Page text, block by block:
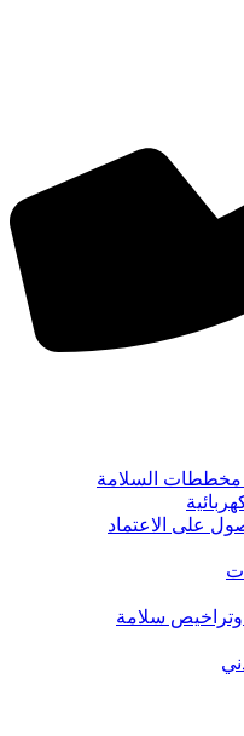
مخططات السلامة
على الاعتماد
سلامة